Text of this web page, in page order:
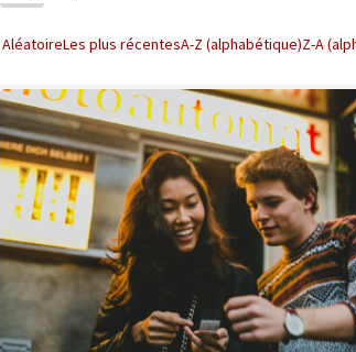
AléatoireLes plus récentesA-Z (alphabétique)Z-A